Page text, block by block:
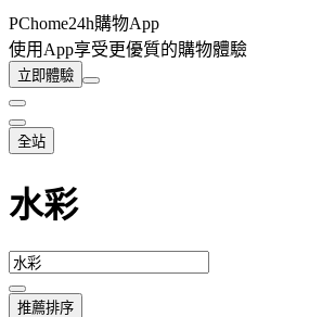
PChome24h購物App
使用App享受更優質的購物體驗
立即體驗
全站
水彩
推薦排序